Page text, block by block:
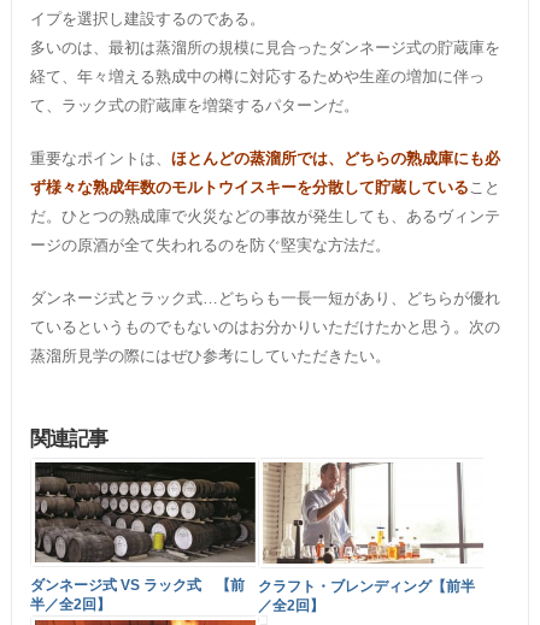
イプを選択し建設するのである。
多いのは、最初は蒸溜所の規模に見合ったダンネージ式の貯蔵庫を
経て、年々増える熟成中の樽に対応するためや生産の増加に伴っ
て、ラック式の貯蔵庫を増築するパターンだ。
重要なポイントは、 ほとんどの蒸溜所では、どちらの熟成庫にも必
ず様々な熟成年数のモルトウイスキーを分散して貯蔵している こと
だ。ひとつの熟成庫で火災などの事故が発生しても、あるヴィンテ
ージの原酒が全て失われるのを防ぐ堅実な方法だ。
ダンネージ式とラック式…どちらも一長一短があり、どちらが優れ
ているというものでもないのはお分かりいただけたかと思う。次の
蒸溜所見学の際にはぜひ参考にしていただきたい。
関連記事
ダンネージ式 VS ラック式 【前
半／全2回】
クラフト・ブレンディング【前半
／全2回】